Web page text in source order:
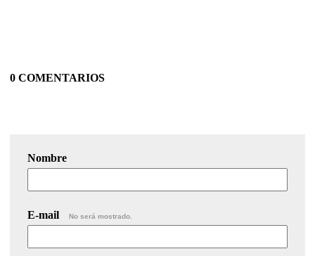
0 COMENTARIOS
Nombre
E-mail No será mostrado.